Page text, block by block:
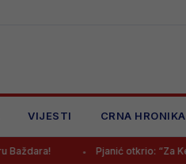
VIJESTI CRNA HRONIKA
Pjanić otkrio: “Za Kerima je bilo i